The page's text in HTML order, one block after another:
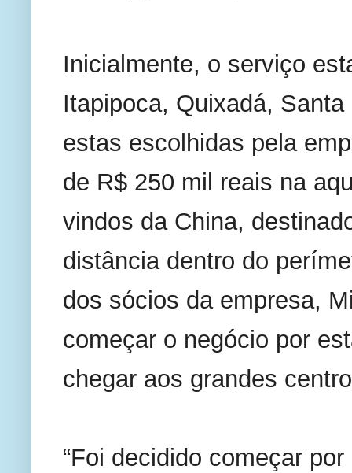
Inicialmente, o serviço
Itapipoca, Quixadá,
estas escolhidas pela
de R$ 250 mil reais na
vindos da China,
distância dentro do
dos sócios da empresa,
começar o negócio por
chegar aos grandes
“Foi decidido começar